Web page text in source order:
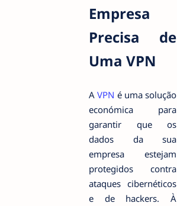
Empresa
Precisa de
Uma VPN
AVPN é uma solução
económica para
garantir que os
dados da sua
empresa estejam
protegidos contra
ataques cibernéticos
e de hackers. À